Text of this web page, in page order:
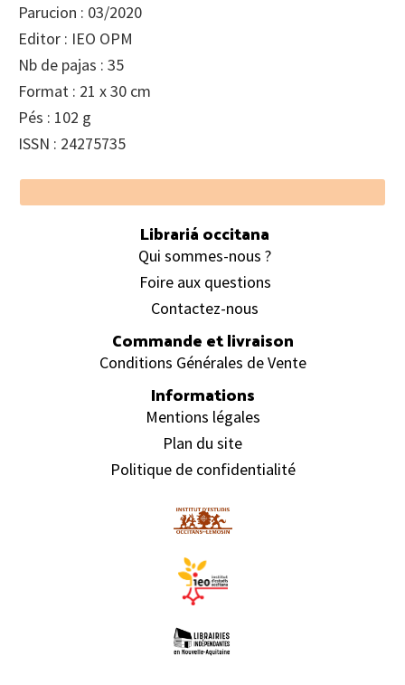
Parucion : 03/2020
Editor : IEO OPM
Nb de pajas : 35
Format : 21 x 30 cm
Pés : 102 g
ISSN : 24275735
Footer
Librariá occitana
Qui sommes-nous ?
Foire aux questions
Contactez-nous
Commande et livraison
Conditions Générales de Vente
Informations
Mentions légales
Plan du site
Politique de confidentialité